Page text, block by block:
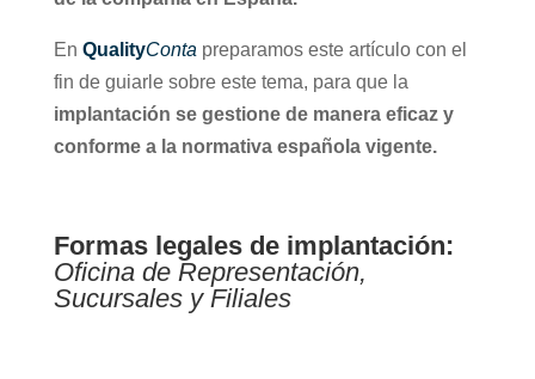
En QualityConta preparamos este artículo con el
fin de guiarle sobre este tema, para que la
implantación se gestione de manera eficaz y
conforme a la normativa española vigente.
Formas legales de implantación:
Oficina de Representación,
Sucursales y Filiales